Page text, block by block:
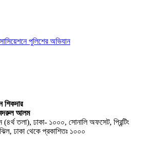
শিকদার
আলম
(৪র্থ তলা), ঢাকা- ১০০০, সোনালি অফসেট, প্রিন্টিং
ঢাকা থেকে প্রকাশিতঃ ১০০০